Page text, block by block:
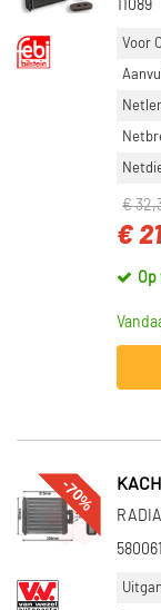
11089
Voor
€
€
Op
-70%